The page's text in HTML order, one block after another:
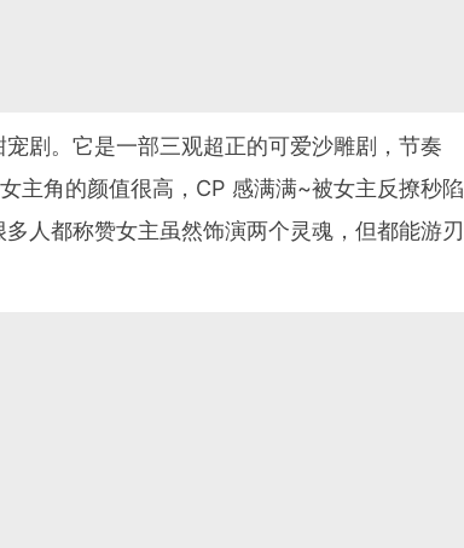
剧。它是一部三观超正的可爱沙雕剧，节奏
主角的颜值很高，CP 感满满~被女主反撩秒陷
人都称赞女主虽然饰演两个灵魂，但都能游刃